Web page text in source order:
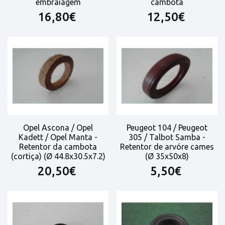
embraiagem
16,80€
cambota
12,50€
Opel Ascona / Opel
Kadett / Opel Manta -
Retentor da cambota
(cortiça) (Ø 44.8x30.5x7.2)
20,50€
Peugeot 104 / Peugeot
305 / Talbot Samba -
Retentor de arvóre cames
(Ø 35x50x8)
5,50€